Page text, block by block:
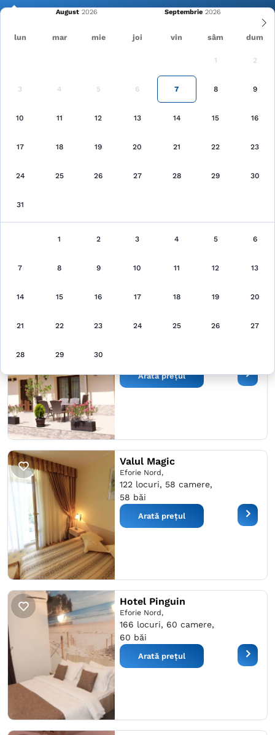
Cele mai recente
Căutare
Cazări
au fost găsite 286 unităţi de cazare
Arată pe hartă
Vila Alma
Arată prețul
Valul Magic
Eforie Nord,
122 locuri, 58 camere,
58 băi
Arată prețul
Hotel Pinguin
Eforie Nord,
166 locuri, 60 camere,
60 băi
Arată prețul
August Septembrie
lun mar mie joi vin sâm dum
1 2
3 4 5 6 7 8 9
10 11 12 13 14 15 16
17 18 19 20 21 22 23
24 25 26 27 28 29 30
31
1 2 3 4 5 6
7 8 9 10 11 12 13
14 15 16 17 18 19 20
21 22 23 24 25 26 27
28 29 30